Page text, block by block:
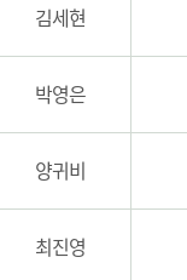
김세현
박영은
양귀비
최진영